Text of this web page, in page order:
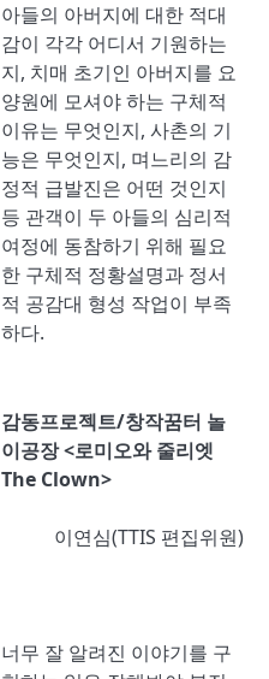
아들의 아버지에 대한 적대
감이 각각 어디서 기원하는
지, 치매 초기인 아버지를 요
양원에 모셔야 하는 구체적
이유는 무엇인지, 사촌의 기
능은 무엇인지, 며느리의 감
정적 급발진은 어떤 것인지
등 관객이 두 아들의 심리적
여정에 동참하기 위해 필요
한 구체적 정황설명과 정서
적 공감대 형성 작업이 부족
하다.
감동프로젝트/창작꿈터 놀
이공장 <로미오와 줄리엣
The Clown>
이연심(TTIS 편집위원)
너무 잘 알려진 이야기를 구